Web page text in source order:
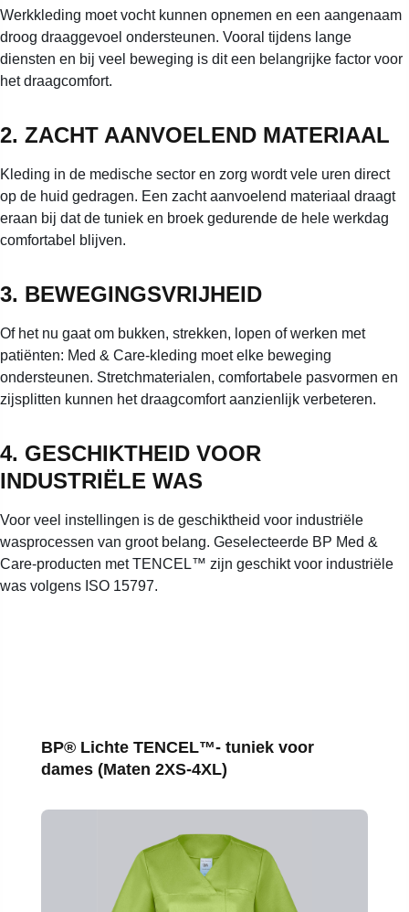
Werkkleding moet vocht kunnen opnemen en een aangenaam
droog draaggevoel ondersteunen. Vooral tijdens lange
diensten en bij veel beweging is dit een belangrijke factor voor
het draagcomfort.
2. ZACHT AANVOELEND MATERIAAL
Kleding in de medische sector en zorg wordt vele uren direct
op de huid gedragen. Een zacht aanvoelend materiaal draagt
eraan bij dat de tuniek en broek gedurende de hele werkdag
comfortabel blijven.
3. BEWEGINGSVRIJHEID
Of het nu gaat om bukken, strekken, lopen of werken met
patiënten: Med & Care-kleding moet elke beweging
ondersteunen. Stretchmaterialen, comfortabele pasvormen en
zijsplitten kunnen het draagcomfort aanzienlijk verbeteren.
4. GESCHIKTHEID VOOR
INDUSTRIËLE WAS
Voor veel instellingen is de geschiktheid voor industriële
wasprocessen van groot belang. Geselecteerde BP Med &
Care-producten met TENCEL™ zijn geschikt voor industriële
was volgens ISO 15797.
Productgalerij overslaan
BP® Lichte TENCEL™- tuniek voor
dames (Maten 2XS-4XL)